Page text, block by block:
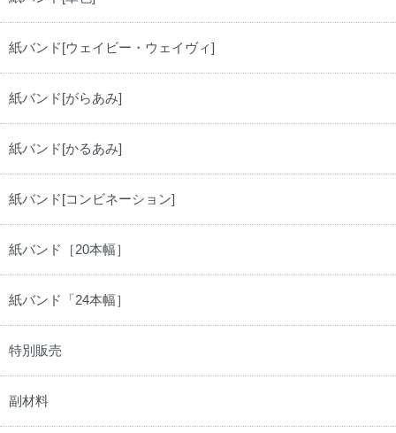
紙バンド[ウェイビー・ウェイヴィ]
紙バンド[がらあみ]
紙バンド[かるあみ]
紙バンド[コンビネーション]
紙バンド［20本幅］
紙バンド「24本幅］
特別販売
副材料